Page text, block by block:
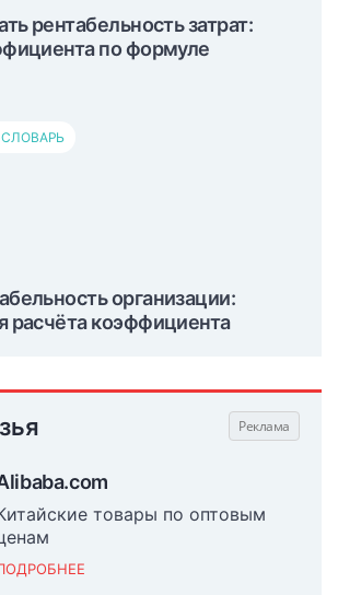
рентабельность затрат:
по формуле
организации:
расчёта коэффициента
товары по оптовым